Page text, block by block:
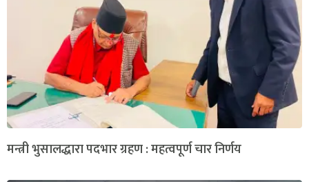
मन्त्री भुसालद्धारा पदभार ग्रहण : महत्वपूर्ण चार निर्णय